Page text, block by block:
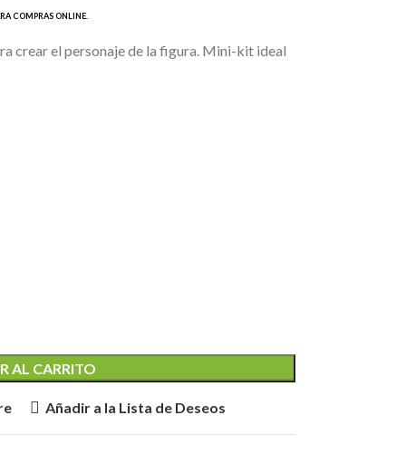
crear el personaje de la figura. Mini-kit ideal
AL CARRITO
Añadir a la Lista de Deseos